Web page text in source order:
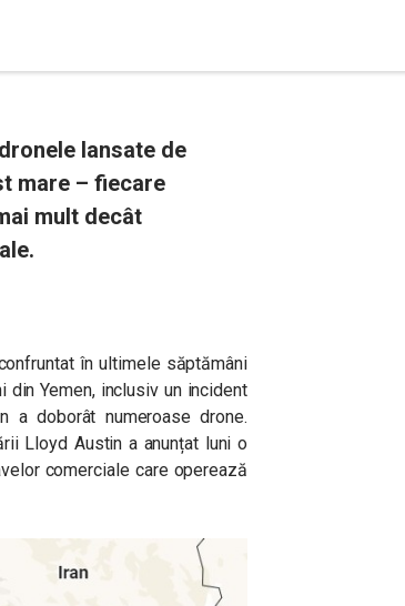
lansate de
mare – fiecare
mult decât
în ultimele săptămâni
din Yemen, inclusiv un incident
a doborât numeroase drone.
Lloyd Austin a anunțat luni o
comerciale care operează